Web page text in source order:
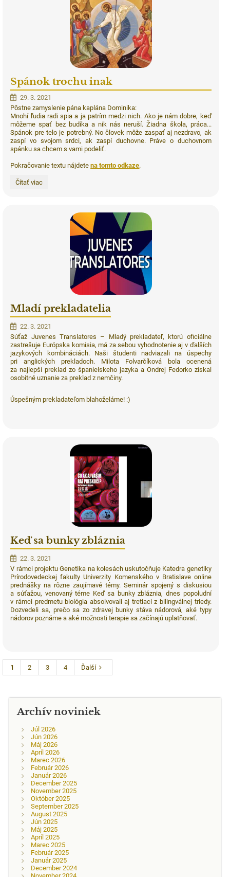
Spánok trochu inak
29. 3. 2021
Pôstne zamyslenie pána kaplána Dominika:
Mnohí ľudia radi spia a ja patrím medzi nich. Ako je nám dobre, keď
môžeme spať bez budíka a nik nás neruší. Žiadna škola, práca...
Spánok pre telo je potrebný. No človek môže zaspať aj nezdravo, ak
zaspí vo svojom srdci, ak zaspí duchovne. Práve o duchovnom
spánku sa chcem s vami podeliť.
Pokračovanie textu nájdetena tomto odkaze.
Spánok
Čítať viac
Mladí prekladatelia
22. 3. 2021
Súťaž Juvenes Translatores – Mladý prekladateľ, ktorú oficiálne
zastrešuje Európska komisia, má za sebou vyhodnotenie aj v ďalších
jazykových kombináciách. Naši študenti nadviazali na úspechy
pri anglických prekladoch. Milota Folvarčíková bola ocenená
za najlepší preklad zo španielskeho jazyka a Ondrej Fedorko získal
osobitné uznanie za preklad z nemčiny.
Úspešným prekladateľom blahoželáme! :)
Keď sa bunky zbláznia
22. 3. 2021
V rámci projektu Genetika na kolesách uskutočňuje Katedra genetiky
Prírodovedeckej fakulty Univerzity Komenského v Bratislave online
prednášky na rôzne zaujímavé témy. Seminár spojený s diskusiou
a súťažou, venovaný téme Keď sa bunky zbláznia, dnes popoludní
v rámci predmetu biológia absolvovali aj tretiaci z bilingválnej triedy.
Dozvedeli sa, prečo sa zo zdravej bunky stáva nádorová, aké typy
nádorov poznáme a aké možnosti terapie sa začínajú uplatňovať.
1 2 3 4 Ďalší
Archív noviniek
Júl 2026
Jún 2026
Máj 2026
Apríl 2026
Marec 2026
Február 2026
Január 2026
December 2025
November 2025
Október 2025
September 2025
August 2025
Jún 2025
Máj 2025
Apríl 2025
Marec 2025
Február 2025
Január 2025
December 2024